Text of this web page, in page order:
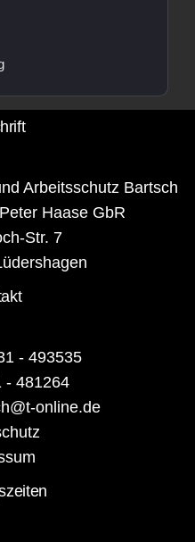
Arbeitsschutz Bartsch
Haase GbR
Str. 7
- 493535
- 481264
online.de